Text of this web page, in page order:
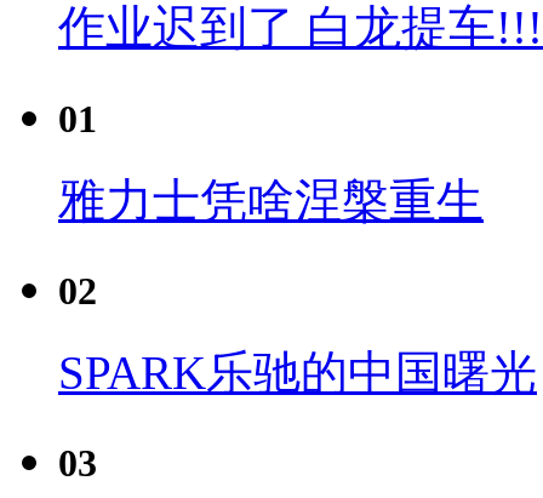
作业迟到了 白龙提车
01
雅力士凭啥涅槃重生
02
SPARK乐驰的中国曙光
03